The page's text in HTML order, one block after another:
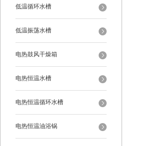
低温循环水槽
低温振荡水槽
电热鼓风干燥箱
电热恒温水槽
电热恒温循环水槽
电热恒温油浴锅